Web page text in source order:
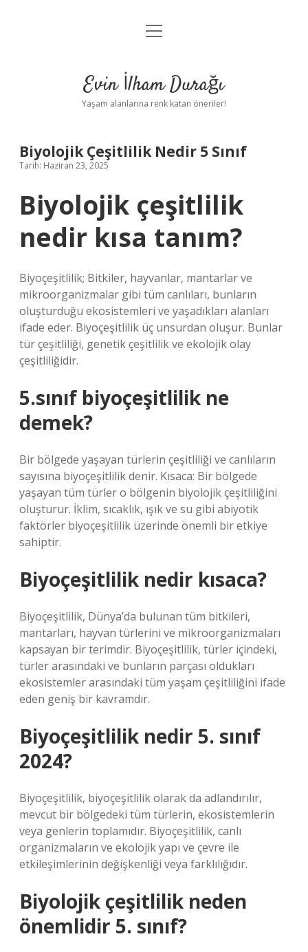
Anasayfa
Yasal Uyarı
menüyü
Evin İlham Durağı
Yaşam alanlarına renk katan öneriler!
Biyolojik Çeşitlilik Nedir 5 Sınıf
Tarih: Haziran 23, 2025
Biyolojik çeşitlilik
nedir kısa tanım?
Biyoçeşitlilik; Bitkiler, hayvanlar, mantarlar ve
mikroorganizmalar gibi tüm canlıları, bunların
oluşturduğu ekosistemleri ve yaşadıkları alanları
ifade eder. Biyoçeşitlilik üç unsurdan oluşur. Bunlar
tür çeşitliliği, genetik çeşitlilik ve ekolojik olay
çeşitliliğidir.
5.sınıf biyoçeşitlilik ne
demek?
Bir bölgede yaşayan türlerin çeşitliliği ve canlıların
sayısına biyoçeşitlilik denir. Kısaca: Bir bölgede
yaşayan tüm türler o bölgenin biyolojik çeşitliliğini
oluşturur. İklim, sıcaklık, ışık ve su gibi abiyotik
faktörler biyoçeşitlilik üzerinde önemli bir etkiye
sahiptir.
Biyoçeşitlilik nedir kısaca?
Biyoçeşitlilik, Dünya’da bulunan tüm bitkileri,
mantarları, hayvan türlerini ve mikroorganizmaları
kapsayan bir terimdir. Biyoçeşitlilik, türler içindeki,
türler arasındaki ve bunların parçası oldukları
ekosistemler arasındaki tüm yaşam çeşitliliğini ifade
eden geniş bir kavramdır.
Biyoçeşitlilik nedir 5. sınıf
2024?
Biyoçeşitlilik, biyoçeşitlilik olarak da adlandırılır,
mevcut bir bölgedeki tüm türlerin, ekosistemlerin
veya genlerin toplamıdır. Biyoçeşitlilik, canlı
organizmaların ve ekolojik yapı ve çevre ile
etkileşimlerinin değişkenliği veya farklılığıdır.
Biyolojik çeşitlilik neden
önemlidir 5. sınıf?